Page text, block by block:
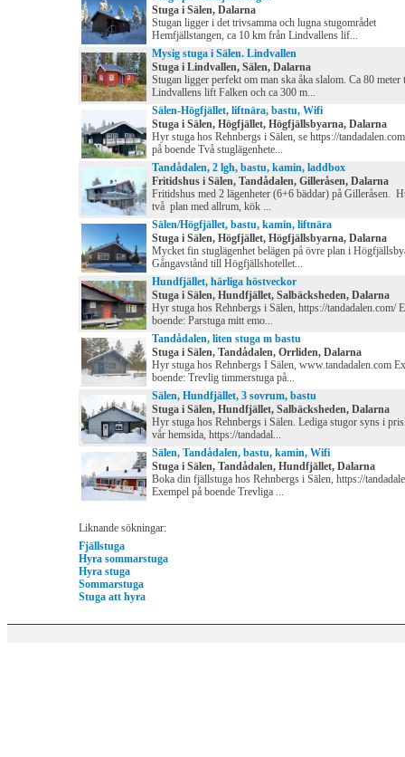
Stuga i Sälen, Dalarna
Stugan ligger i det trivsamma och lugna stugområdet
Hemfjällstangen, ca 10 km från Lindvallens lif...
Mysig stuga i Sälen. Lindvallen
Stuga i Lindvallen, Sälen, Dalarna
Stugan ligger perfekt om man ska åka slalom. Ca 80 meter
Lindvallens lift Falken och ca 300 m...
Sälen-Högfjället, liftnära, bastu, Wifi
Stuga i Sälen, Högfjället, Högfjällsbyarna, Dalarna
Hyr stuga hos Rehnbergs i Sälen, se https://
på boende Två stuglägenhete...
Tandådalen, 2 lgh, bastu, kamin, laddbox
Fritidshus i Sälen, Tandådalen, Gilleråsen, Dalarna
Fritidshus med 2 lägenheter (6+6 bäddar) på Gilleråsen.
två plan med allrum, kök ...
Sälen/Högfjället, bastu, kamin, liftnära
Stuga i Sälen, Högfjället, Högfjällsbyarna, Dalarna
Mycket fin stuglägenhet belägen på övre plan i
Gångavstånd till Högfjällshotellet...
Hundfjället, härliga höstveckor
Stuga i Sälen, Hundfjället, Salbäcksheden, Dalarna
Hyr stuga hos Rehnbergs i Sälen, https://tandadalen.com/
boende: Parstuga mitt emo...
Tandådalen, liten stuga m bastu
Stuga i Sälen, Tandådalen, Orrliden, Dalarna
Hyr stuga hos Rehnbergs I Sälen, www.tandadalen.com
boende: Trevlig timmerstuga på...
Sälen, Hundfjället, 3 sovrum, bastu
Stuga i Sälen, Hundfjället, Salbäcksheden, Dalarna
Hyr stuga hos Rehnbergs i Sälen. Lediga stugor syns i
vår hemsida, https://tandadal...
Sälen, Tandådalen, bastu, kamin, Wifi
Stuga i Sälen, Tandådalen, Hundfjället, Dalarna
Boka din fjällstuga hos Rehnbergs i Sälen, https://
Exempel på boende Trevliga ...
Liknande sökningar:
Fjällstuga
Hyra sommarstuga
Hyra stuga
Sommarstuga
Stuga att hyra